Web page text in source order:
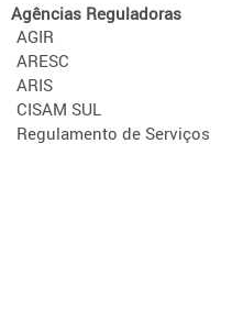
Agências Reguladoras
AGIR
ARESC
ARIS
CISAM SUL
Regulamento de Serviços